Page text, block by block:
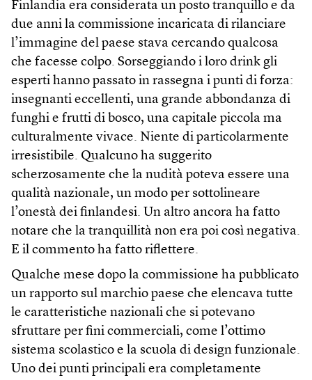
Finlandia era considerata un posto tranquillo e da
due anni la commissione incaricata di rilanciare
l’immagine del paese stava cercando qualcosa
che facesse colpo. Sorseggiando i loro drink gli
esperti hanno passato in rassegna i punti di forza:
insegnanti eccellenti, una grande abbondanza di
funghi e frutti di bosco, una capitale piccola ma
culturalmente vivace. Niente di particolarmente
irresistibile. Qualcuno ha suggerito
scherzosamente che la nudità poteva essere una
qualità nazionale, un modo per sottolineare
l’onestà dei finlandesi. Un altro ancora ha fatto
notare che la tranquillità non era poi così negativa.
E il commento ha fatto riflettere.
Qualche mese dopo la commissione ha pubblicato
un rapporto sul marchio paese che elencava tutte
le caratteristiche nazionali che si potevano
sfruttare per fini commerciali, come l’ottimo
sistema scolastico e la scuola di design funzionale.
Uno dei punti principali era completamente